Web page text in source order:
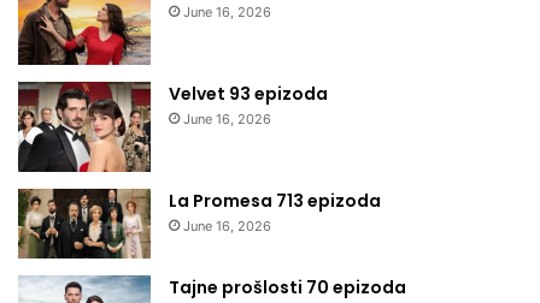
June 16, 2026
Velvet 93 epizoda
June 16, 2026
La Promesa 713 epizoda
June 16, 2026
Tajne prošlosti 70 epizoda